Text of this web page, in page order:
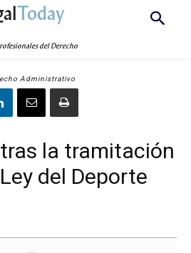
Today
del Derecho
Administrativo
la tramitación
del Deporte